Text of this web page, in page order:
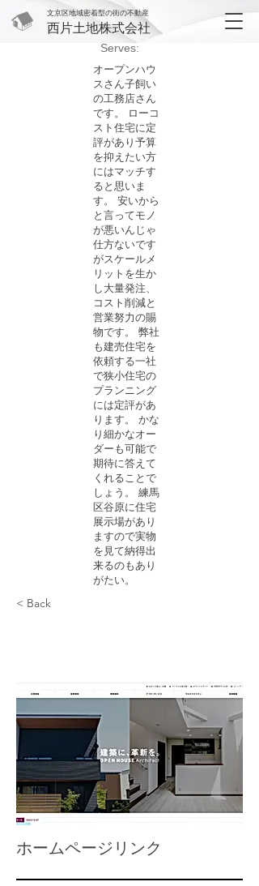
文京区地域密着型の街の不動産
西片土地株式会社
Serves:
オープンハウ
スさん子飼い
の工務店さん
です。 ローコ
スト住宅に定
評があり予算
を抑えたい方
にはマッチす
ると思いま
す。 安いから
と言ってモノ
が悪いんじゃ
仕方ないです
がスケールメ
リットを生か
し大量発注、
コスト削減と
営業努力の賜
物です。 弊社
も建売住宅を
依頼する一社
で狭小住宅の
プランニング
には定評があ
ります。 かな
り細かなオー
ダーも可能で
期待に答えて
くれることで
しょう。 練馬
区谷原に住宅
展示場があり
ますので実物
を見て納得出
来るのもあり
がたい。
< Back
​ホームページリンク